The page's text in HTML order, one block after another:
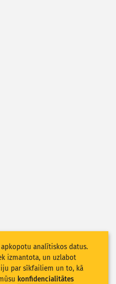
analītiskos datus.
izmantota, un uzlabot
par sīkfailiem un to, kā
konfidencialitātes